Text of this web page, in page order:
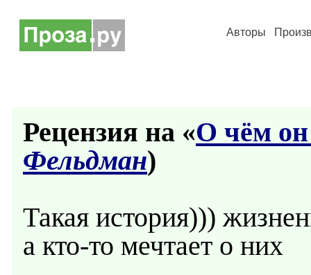
Авторы
Рецензия на «О чём он
Фельдман)
Такая история)))
а кто-то мечтает о них